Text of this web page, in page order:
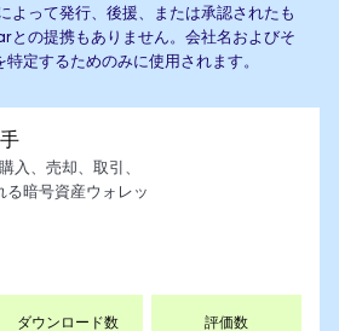
って発行、後援、または承認されたも
の提携もありません。会社名およびそ
定するためのみに使用されます。
入、売却、取引、
る暗号資産ウォレッ
ダウンロード数 評価数